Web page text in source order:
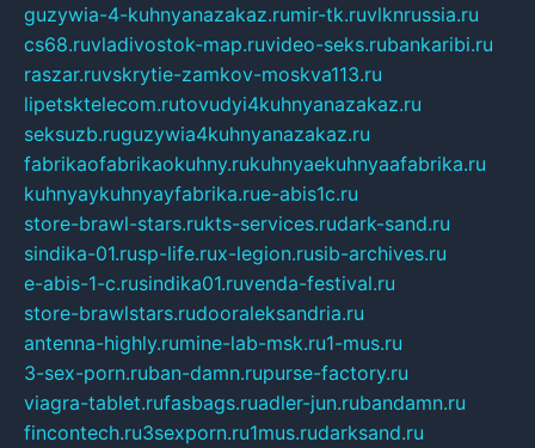
guzywia-4-kuhnyanazakaz.rumir-tk.ruvlknrussia.ru
cs68.ruvladivostok-map.ruvideo-seks.rubankaribi.ru
raszar.ruvskrytie-zamkov-moskva113.ru
lipetsktelecom.rutovudyi4kuhnyanazakaz.ru
seksuzb.ruguzywia4kuhnyanazakaz.ru
fabrikaofabrikaokuhny.rukuhnyaekuhnyaafabrika.ru
kuhnyaykuhnyayfabrika.rue-abis1c.ru
store-brawl-stars.rukts-services.rudark-sand.ru
sindika-01.rusp-life.rux-legion.rusib-archives.ru
e-abis-1-c.rusindika01.ruvenda-festival.ru
store-brawlstars.rudooraleksandria.ru
antenna-highly.rumine-lab-msk.ru1-mus.ru
3-sex-porn.ruban-damn.rupurse-factory.ru
viagra-tablet.rufasbags.ruadler-jun.rubandamn.ru
fincontech.ru3sexporn.ru1mus.rudarksand.ru